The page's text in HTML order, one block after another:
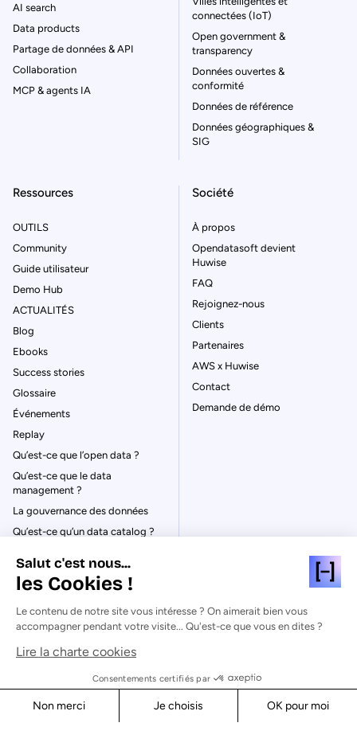
AI search
Data products
Partage de données & API
Collaboration
MCP & agents IA
connectées (IoT)
Open government &
transparency
Données ouvertes &
conformité
Données de référence
Données géographiques &
SIG
Ressources
OUTILS
Community
Guide utilisateur
Demo Hub
ACTUALITÉS
Blog
Ebooks
Success stories
Glossaire
Événements
Replay
Qu’est-ce que l’open data ?
Qu’est-ce que le data
management ?
La gouvernance des données
Qu’est-ce qu’un data catalog ?
Société
À propos
Opendatasoft devient
Huwise
FAQ
Rejoignez-nous
Clients
Partenaires
AWS x Huwise
Contact
Demande de démo
© Huwise 2026
Politique de Confidentialité
Mentions légales & CGU
Salut c'est nous...
les Cookies !
Le contenu de notre site vous intéresse ? On aimerait bien vous
accompagner pendant votre visite... Qu'est-ce que vous en dites ?
Lire la charte cookies
Consentements certifiés par
Non merci Je choisis
OK pour moi